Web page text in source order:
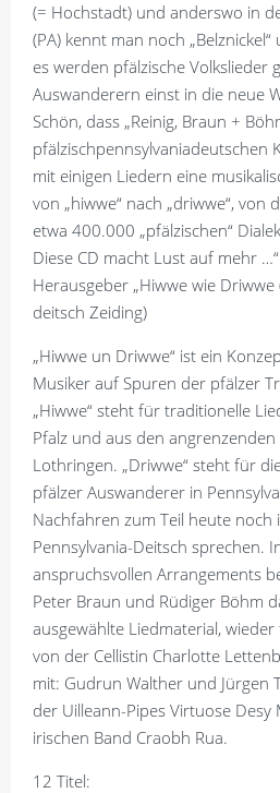
(= Hochstadt) und anderswo in
(PA) kennt man noch
es werden pfälzische Volkslieder
Auswanderern einst in die neue
Schön, dass „Reinig, Braun +
pfälzischpennsylvaniadeutschen
mit einigen Liedern eine
von „hiwwe“ nach „driwwe“, von
etwa 400.000 „pfälzischen“
Diese CD macht Lust auf mehr
Herausgeber „Hiwwe wie
deitsch Zeiding)
„Hiwwe un Driwwe“ ist ein
Musiker auf Spuren der pfälzer
„Hiwwe“ steht für traditionelle
Pfalz und aus den
Lothringen. „Driwwe“ steht für
pfälzer Auswanderer in
Nachfahren zum Teil heute noch
Pennsylvania-Deitsch sprechen.
anspruchsvollen Arrangements
Peter Braun und Rüdiger Böhm
ausgewählte Liedmaterial,
von der Cellistin Charlotte
mit: Gudrun Walther und Jürgen
der Uilleann-Pipes Virtuose Desy
irischen Band Craobh Rua.
12 Titel: